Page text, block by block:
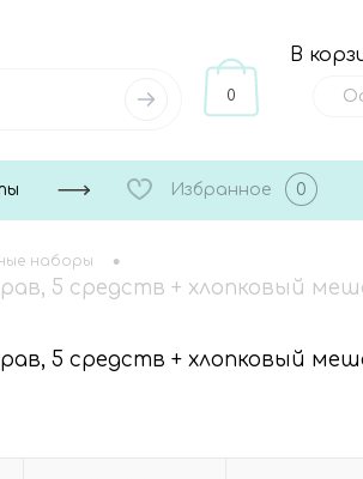
0
В
Избранное 0
наборы •
5 средств + хлопковый
5 средств + хлопковый